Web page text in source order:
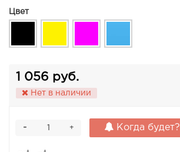
Цвет
1 056 руб.
Нет в наличии
+
- Когда будет?